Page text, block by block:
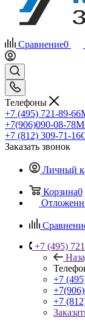
Сравнение0
Телефоны
+7 (495) 721-89-66
+7(906)090-08-78
+7 (812) 309-71-16
Заказать звонок
Личный
Корзина0
+7 (495)
+7
+7